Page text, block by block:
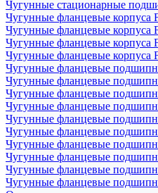
Чугунные стационарные
Чугунные фланцевые корпуса
Чугунные фланцевые корпуса
Чугунные фланцевые корпуса
Чугунные фланцевые корпуса
Чугунные фланцевые
Чугунные фланцевые
Чугунные фланцевые
Чугунные фланцевые
Чугунные фланцевые
Чугунные фланцевые
Чугунные фланцевые
Чугунные фланцевые
Чугунные фланцевые
Чугунные фланцевые